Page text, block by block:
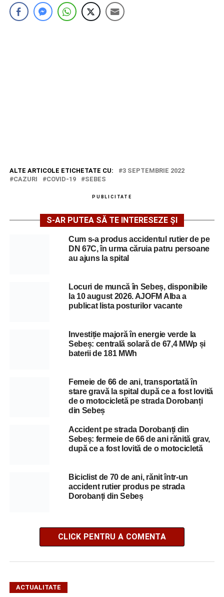
ALTE ARTICOLE ETICHETATE CU:
3 SEPTEMBRIE 2022
CAZURI
COVID-19 SEBES
PUBLICITATE
S-AR PUTEA SĂ TE INTERESEZE ȘI
Cum s-a produs accidentul rutier de pe
DN 67C, în urma căruia patru persoane
au ajuns la spital
Locuri de muncă în Sebeș, disponibile
la 10 august 2026. AJOFM Alba a
publicat lista posturilor vacante
Investiție majoră în energie verde la
Sebeș: centrală solară de 67,4 MWp și
baterii de 181 MWh
Femeie de 66 de ani, transportată în
stare gravă la spital după ce a fost lovită
de o motocicletă pe strada Dorobanți
din Sebeș
Accident pe strada Dorobanți din
Sebeș: fermeie de 66 de ani rănită grav,
după ce a fost lovită de o motocicletă
Biciclist de 70 de ani, rănit într-un
accident rutier produs pe strada
Dorobanți din Sebeș
CLICK PENTRU A COMENTA
ACTUALITATE